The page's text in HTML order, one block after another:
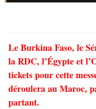
Le Burkina Faso, le
la RDC, l’Égypte et
tickets pour cette
déroulera au Maroc,
partant.